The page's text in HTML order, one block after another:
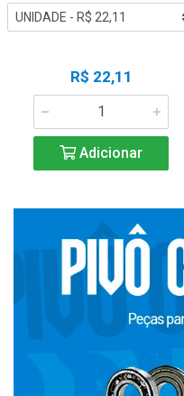
R$ 22,11
Adicionar